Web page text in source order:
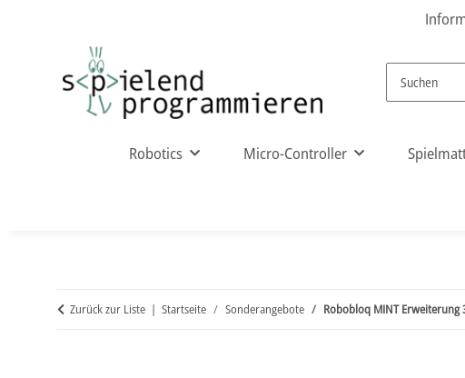
Robotics Micro-Controller
Zurück zur Liste Startseite Sonderangebote Robobloq MINT Erweiterung